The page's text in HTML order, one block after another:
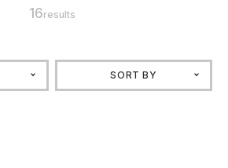
16results
SORT BY